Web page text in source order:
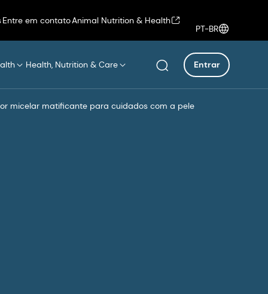
Entre em contatoAnimal Nutrition & Health
PT-BR
Health, Nutrition & Care Entrar
micelar matificante para cuidados com a pele